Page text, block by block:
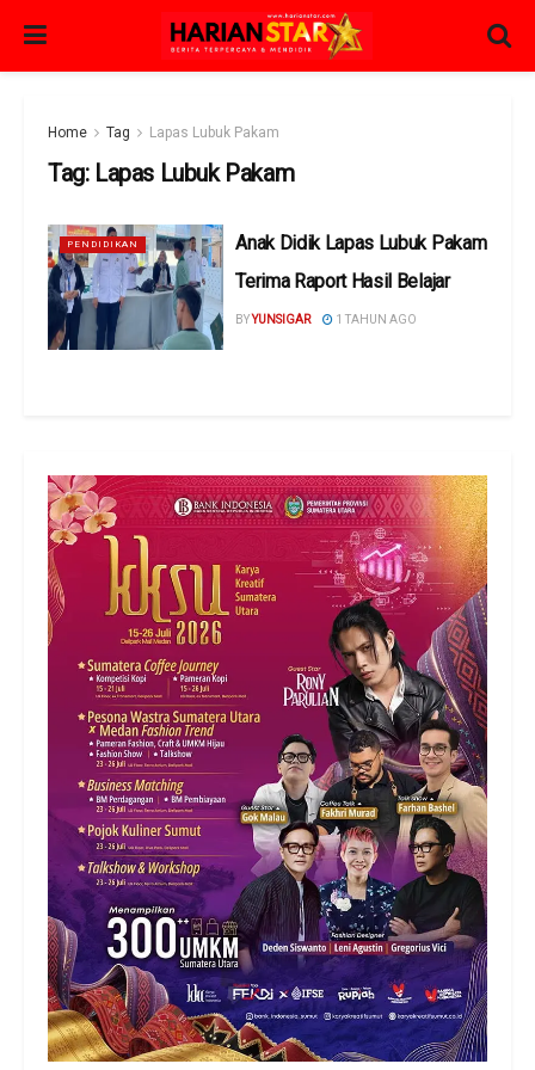
Home Tag Lapas Lubuk Pakam
Tag: Lapas Lubuk Pakam
PENDIDIKAN
Anak Didik Lapas Lubuk Pakam
Terima Raport Hasil Belajar
BYYUNSIGAR 1 TAHUN AGO